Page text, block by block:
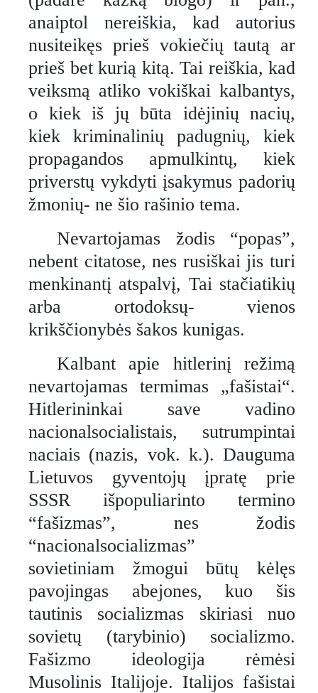
anaiptol nereiškia, kad autorius
nusiteikęs prieš vokiečių tautą ar
prieš bet kurią kitą. Tai reiškia, kad
veiksmą atliko vokiškai kalbantys,
o kiek iš jų būta idėjinių nacių,
kiek kriminalinių padugnių, kiek
propagandos apmulkintų, kiek
priverstų vykdyti įsakymus padorių
žmonių- ne šio rašinio tema.
Nevartojamas žodis “popas”,
nebent citatose, nes rusiškai jis turi
menkinantį atspalvį, Tai stačiatikių
arba ortodoksų- vienos
krikščionybės šakos kunigas.
Kalbant apie hitlerinį režimą
nevartojamas termimas „fašistai“.
Hitlerininkai save vadino
nacionalsocialistais, sutrumpintai
naciais (nazis, vok. k.). Dauguma
Lietuvos gyventojų įpratę prie
SSSR išpopuliarinto termino
“fašizmas”, nes žodis
“nacionalsocializmas”
sovietiniam žmogui būtų kėlęs
pavojingas abejones, kuo šis
tautinis socializmas skiriasi nuo
sovietų (tarybinio) socializmo.
Fašizmo ideologija rėmėsi
Musolinis Italijoje. Italijos fašistai